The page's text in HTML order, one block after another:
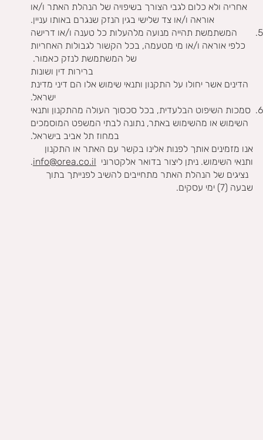
אחריה ולא כלום לגבי הצורך בשיפויה של הנהלת האתר ו/או
אוראה ו/או צד שלישי בגין הנזק שנגרם באותו עניין.
המשתמשת תהייה מנועה מלהעלות כל טענה ו/או דרישה
כלפי אוראה ו/או מי מטעמה, בכל הקשור לגבולות האחריות
של המשתמשת לנזק כאמור.
ברירות דין ושונות
הדינים אשר יחולו על התקנון ותנאי שימוש אלו הם דיני מדינת
ישראל.
סמכות השיפוט הבלעדית, בכל סכסוך העולה מהתקנון ותנאי
השימוש או מהשימוש באתר, נתונה לבתי המשפט המוסמכים
במחוז תל אביב בישראל.
אנו מזמינים אותך לפנות אלינו בקשר עם האתר או התקנון
ותנאי השימוש. ניתן ליצור בדואר אלקטרוני info@orea.co.il
.
נציגים של הנהלת האתר מתחייבים להשיב לפנייתך בתוך
שבעה (7) ימי עסקים.